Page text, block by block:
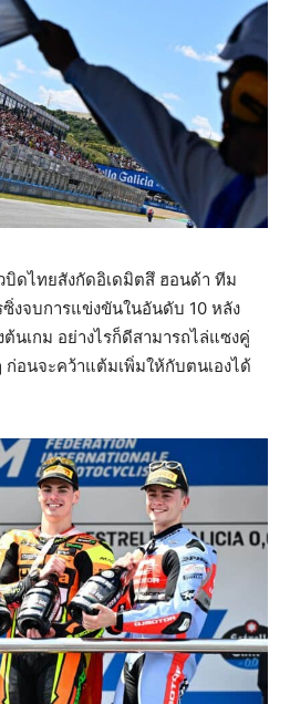
บิดไทยสังกัดอิเดมิตสึ ฮอนด้า ทีม
งจบการแข่งขันในอันดับ 10 หลัง
นเกม อย่างไรก็ดีสามารถไล่แซงคู่
อนจะคว้าแต้มเพิ่มให้กับตนเองได้